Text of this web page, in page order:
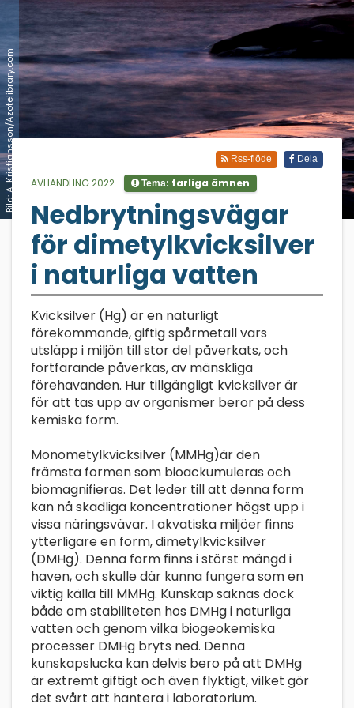
Bild: A. Kristiansson/Azotelibrary.com Dela
Rss-flöde
AVHANDLING 2022 Tema: farliga ämnen
Nedbrytningsvägar
för dimetylkvicksilver
i naturliga vatten
Kvicksilver (Hg) är en naturligt
förekommande, giftig spårmetall vars
utsläpp i miljön till stor del påverkats, och
fortfarande påverkas, av mänskliga
förehavanden. Hur tillgängligt kvicksilver är
för att tas upp av organismer beror på dess
kemiska form.
Monometylkvicksilver (MMHg)är den
främsta formen som bioackumuleras och
biomagnifieras. Det leder till att denna form
kan nå skadliga koncentrationer högst upp i
vissa näringsvävar. I akvatiska miljöer finns
ytterligare en form, dimetylkvicksilver
(DMHg). Denna form finns i störst mängd i
haven, och skulle där kunna fungera som en
viktig källa till MMHg. Kunskap saknas dock
både om stabiliteten hos DMHg i naturliga
vatten och genom vilka biogeokemiska
processer DMHg bryts ned. Denna
kunskapslucka kan delvis bero på att DMHg
är extremt giftigt och även flyktigt, vilket gör
det svårt att hantera i laboratorium.